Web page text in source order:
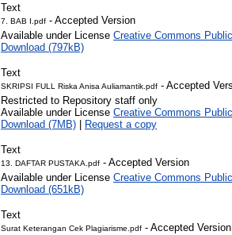
Text
7. BAB I.pdf - Accepted Version
Available under License Creative Commons
Download (797kB)
Text
SKRIPSI FULL Riska Anisa Auliamantik.pdf - Accepted
Restricted to Repository staff only
Available under License Creative Commons
Download (7MB) | Request a copy
Text
13. DAFTAR PUSTAKA.pdf - Accepted Version
Available under License Creative Commons
Download (651kB)
Text
Surat Keterangan Cek Plagiarisme.pdf - Accepted Version